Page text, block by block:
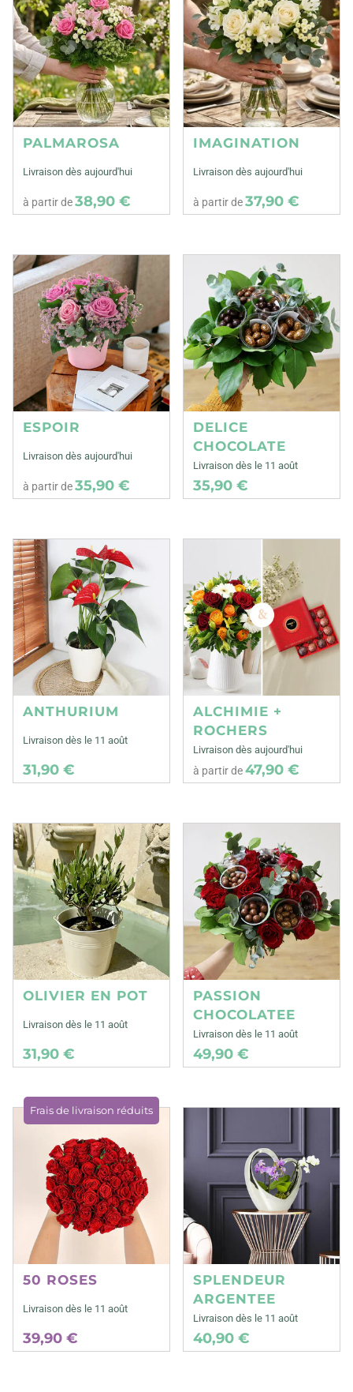
PALMAROSA
Livraison dès aujourd'hui
à partir de38,90 €
IMAGINATION
Livraison dès aujourd'hui
à partir de37,90 €
ESPOIR
Livraison dès aujourd'hui
à partir de35,90 €
DELICE
CHOCOLATE
Livraison dès le 11 août
35,90 €
ANTHURIUM
Livraison dès le 11 août
31,90 €
ALCHIMIE +
ROCHERS
Livraison dès aujourd'hui
à partir de47,90 €
OLIVIER EN POT
Livraison dès le 11 août
31,90 €
PASSION
CHOCOLATEE
Livraison dès le 11 août
49,90 €
Frais de livraison réduits
50 ROSES
Livraison dès le 11 août
39,90 €
SPLENDEUR
ARGENTEE
Livraison dès le 11 août
40,90 €